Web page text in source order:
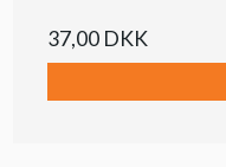
37,00 DKK